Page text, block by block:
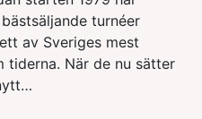
turnéer
av Sveriges mest
tiderna. När de nu sätter